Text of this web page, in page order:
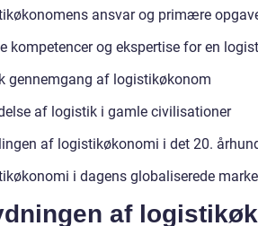
ansvar og primære
kompetencer og ekspertise for en
gennemgang af logistikøkonom
af logistik i gamle civilisationer
af logistikøkonomi i det 20.
i dagens globaliserede
af